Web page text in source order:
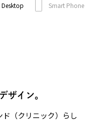
Desktop Smart Phone
ザイン。
（クリニック）らし